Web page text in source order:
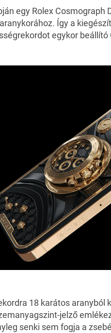
egy Rolex Cosmograph
Így a
egykor
18 karátos aranyból
jelző
senki sem fogja a